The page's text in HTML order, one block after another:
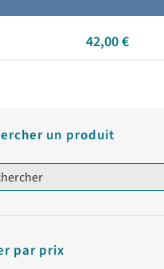
42,00€
un produit
par prix